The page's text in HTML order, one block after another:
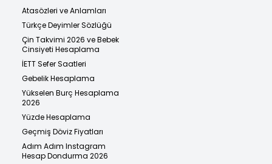
Atasözleri ve Anlamları
Türkçe Deyimler Sözlüğü
Çin Takvimi 2026 ve Bebek
Cinsiyeti Hesaplama
İETT Sefer Saatleri
Gebelik Hesaplama
Yükselen Burç Hesaplama
2026
Yüzde Hesaplama
Geçmiş Döviz Fiyatları
Adım Adım Instagram
Hesap Dondurma 2026